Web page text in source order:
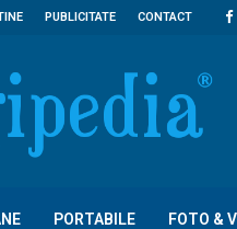
PUBLICITATE CONTACT
PORTABILE FOTO &